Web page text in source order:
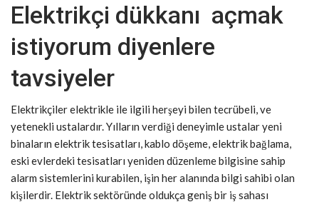
Elektrikçi dükkanı açmak
istiyorum diyenlere
tavsiyeler
Elektrikçiler elektrikle ile ilgili herşeyi bilen tecrübeli, ve
yetenekli ustalardır. Yılların verdiği deneyimle ustalar yeni
binaların elektrik tesisatları, kablo döşeme, elektrik bağlama,
eski evlerdeki tesisatları yeniden düzenleme bilgisine sahip
alarm sistemlerini kurabilen, işin her alanında bilgi sahibi olan
kişilerdir. Elektrik sektöründe oldukça geniş bir iş sahası